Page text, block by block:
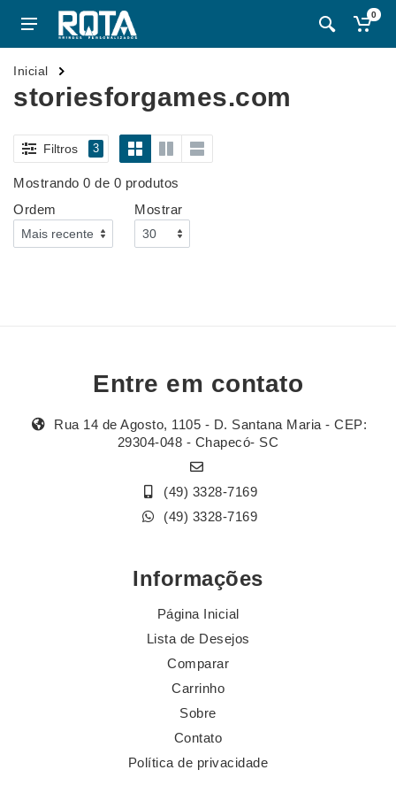
0
Inicial
storiesforgames.com
Filtros 3
Mostrando 0 de 0 produtos
Ordem
Mostrar
Entre em contato
Rua 14 de Agosto, 1105 - D. Santana Maria - CEP:
29304-048 - Chapecó- SC
(49) 3328-7169
(49) 3328-7169
Informações
Página Inicial
Lista de Desejos
Comparar
Carrinho
Sobre
Contato
Política de privacidade